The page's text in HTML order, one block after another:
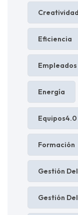
Creatividad
Eficiencia
Empleados
Energía
Equipos4.0
Formación
Gestión
Gestión